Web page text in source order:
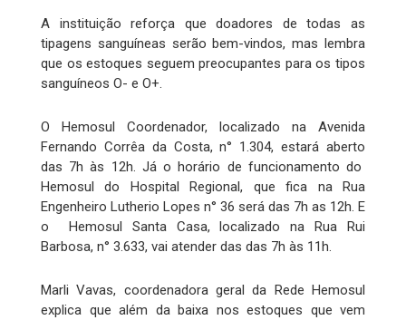
A instituição reforça que doadores de todas as
tipagens sanguíneas serão bem-vindos, mas lembra
que os estoques seguem preocupantes para os tipos
sanguíneos O- e O+.
O Hemosul Coordenador, localizado na Avenida
Fernando Corrêa da Costa, n° 1.304, estará aberto
das 7h às 12h. Já o horário de funcionamento do
Hemosul do Hospital Regional, que fica na Rua
Engenheiro Lutherio Lopes n° 36 será das 7h as 12h. E
o Hemosul Santa Casa, localizado na Rua Rui
Barbosa, n° 3.633, vai atender das das 7h às 11h.
Marli Vavas, coordenadora geral da Rede Hemosul
explica que além da baixa nos estoques que vem